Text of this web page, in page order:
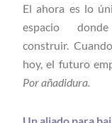
El ahora es lo
espacio
construir.
hoy, el futuro
Por añadidura.